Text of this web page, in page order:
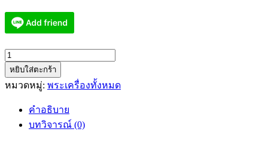
จำนวน
พระ
ปิด
หยิบใส่ตะกร้า
หมวดหมู่: พระเครื่องทั้งหมด
คำอธิบาย
บทวิจารณ์ (0)